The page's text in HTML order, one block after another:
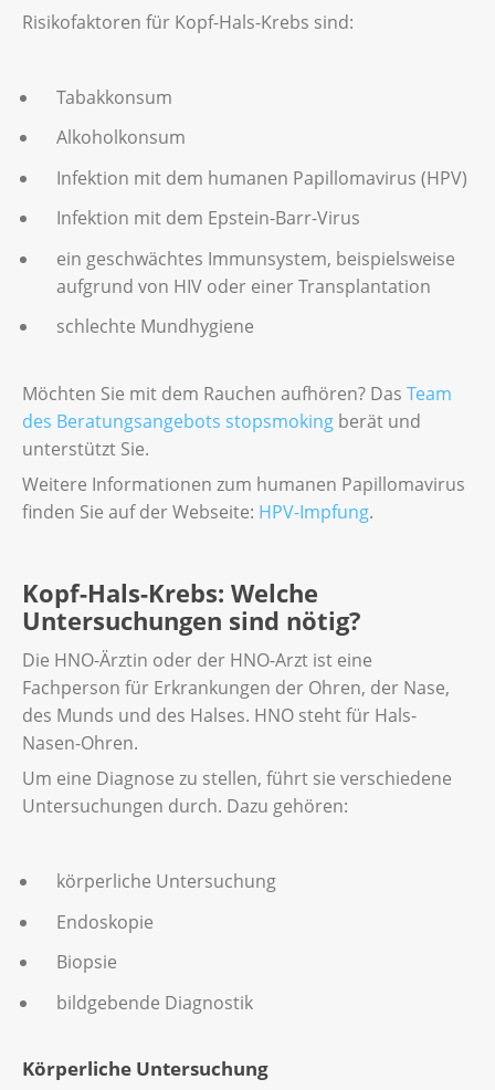
Risikofaktoren für Kopf-Hals-Krebs sind:
Tabakkonsum
Alkoholkonsum
Infektion mit dem humanen Papillomavirus (HPV)
Infektion mit dem Epstein-Barr-Virus
ein geschwächtes Immunsystem, beispielsweise
aufgrund von HIV oder einer Transplantation
schlechte Mundhygiene
Möchten Sie mit dem Rauchen aufhören? Das Team
des Beratungsangebots stopsmoking berät und
unterstützt Sie.
Weitere Informationen zum humanen Papillomavirus
finden Sie auf der Webseite: HPV-Impfung.
Kopf-Hals-Krebs: Welche
Untersuchungen sind nötig?
Die HNO-Ärztin oder der HNO-Arzt ist eine
Fachperson für Erkrankungen der Ohren, der Nase,
des Munds und des Halses. HNO steht für Hals-
Nasen-Ohren.
Um eine Diagnose zu stellen, führt sie verschiedene
Untersuchungen durch. Dazu gehören:
körperliche Untersuchung
Endoskopie
Biopsie
bildgebende Diagnostik
Körperliche Untersuchung